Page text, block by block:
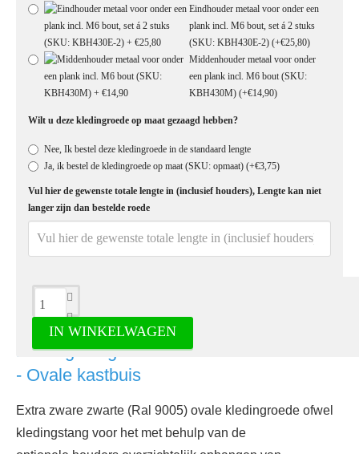
Eindhouder metaal voor onder een
plank incl. M6 bout, set á 2 stuks
(SKU: KBH430E-2)(+€25,80)
Middenhouder metaal voor onder
een plank incl. M6 bout (SKU:
KBH430M)(+€14,90)
Wilt u deze kledingroede op maat gezaagd hebben?
Nee, Ik bestel deze kledingroede in de standaard lengte
Ja, ik bestel de kledingroede op maat (SKU: opmaat) (+€3,75)
Vul hier de gewenste totale lengte in (inclusief houders), Lengte kan niet
langer zijn dan bestelde roede
IN WINKELWAGEN
Omschrijving
Kledingstang zwart aluminium extra zwaar
- Ovale kastbuis
Extra zware zwarte (Ral 9005) ovale kledingroede ofwel
kledingstang voor het met behulp van de